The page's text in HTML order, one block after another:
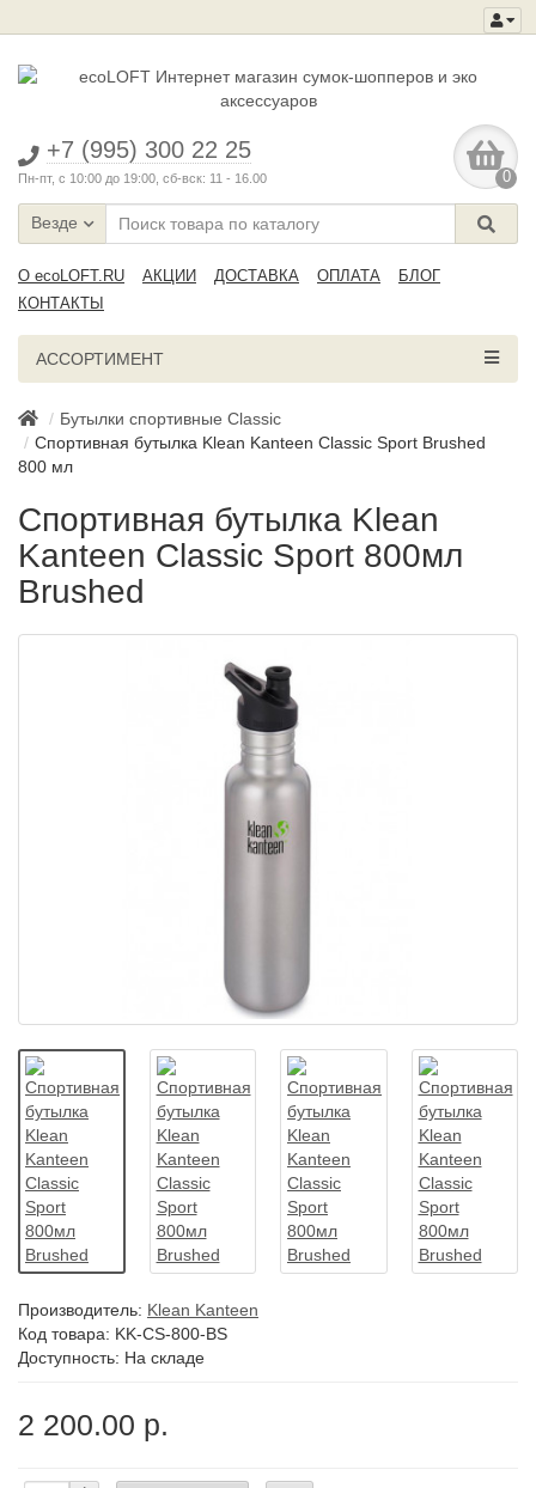
+7 (995) 300 22 25
Пн-пт, с 10:00 до 19:00, сб-вск: 11 - 16.00 0
Везде
О ecoLOFT.RU АКЦИИ ДОСТАВКА ОПЛАТА
БЛОГ
КОНТАКТЫ
АССОРТИМЕНТ
Бутылки спортивные Classic
Спортивная бутылка Klean Kanteen Classic Sport Brushed
800 мл
Спортивная бутылка Klean
Kanteen Classic Sport 800мл
Brushed
Производитель: Klean Kanteen
Код товара: KK-CS-800-BS
Доступность: На складе
2 200.00 р.